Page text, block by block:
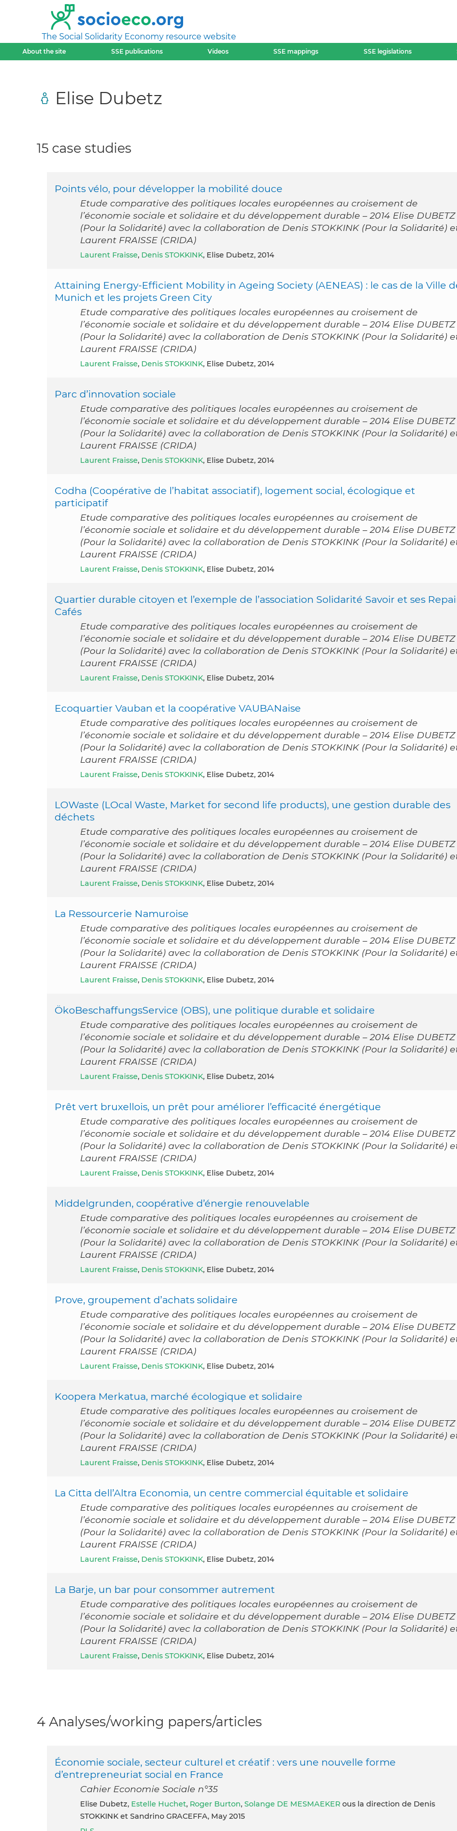
The Social Solidarity Economy resource website
About the site SSE publications Videos SSE mappings SSE legislations
Elise Dubetz
15 case studies
Points vélo, pour développer la mobilité douce
Etude comparative des politiques locales européennes au croisement de
l’économie sociale et solidaire et du développement durable – 2014 Elise DUBETZ
(Pour la Solidarité) avec la collaboration de Denis STOKKINK (Pour la Solidarité)
Laurent FRAISSE (CRIDA)
Laurent Fraisse, Denis STOKKINK, Elise Dubetz, 2014
Attaining Energy-Efficient Mobility in Ageing Society (AENEAS) : le cas de la Ville
Munich et les projets Green City
Etude comparative des politiques locales européennes au croisement de
l’économie sociale et solidaire et du développement durable – 2014 Elise DUBETZ
(Pour la Solidarité) avec la collaboration de Denis STOKKINK (Pour la Solidarité)
Laurent FRAISSE (CRIDA)
Laurent Fraisse, Denis STOKKINK, Elise Dubetz, 2014
Parc d’innovation sociale
Etude comparative des politiques locales européennes au croisement de
l’économie sociale et solidaire et du développement durable – 2014 Elise DUBETZ
(Pour la Solidarité) avec la collaboration de Denis STOKKINK (Pour la Solidarité)
Laurent FRAISSE (CRIDA)
Laurent Fraisse, Denis STOKKINK, Elise Dubetz, 2014
Codha (Coopérative de l’habitat associatif), logement social, écologique et
participatif
Etude comparative des politiques locales européennes au croisement de
l’économie sociale et solidaire et du développement durable – 2014 Elise DUBETZ
(Pour la Solidarité) avec la collaboration de Denis STOKKINK (Pour la Solidarité)
Laurent FRAISSE (CRIDA)
Laurent Fraisse, Denis STOKKINK, Elise Dubetz, 2014
Quartier durable citoyen et l’exemple de l’association Solidarité Savoir et ses
Cafés
Etude comparative des politiques locales européennes au croisement de
l’économie sociale et solidaire et du développement durable – 2014 Elise DUBETZ
(Pour la Solidarité) avec la collaboration de Denis STOKKINK (Pour la Solidarité)
Laurent FRAISSE (CRIDA)
Laurent Fraisse, Denis STOKKINK, Elise Dubetz, 2014
Ecoquartier Vauban et la coopérative VAUBANaise
Etude comparative des politiques locales européennes au croisement de
l’économie sociale et solidaire et du développement durable – 2014 Elise DUBETZ
(Pour la Solidarité) avec la collaboration de Denis STOKKINK (Pour la Solidarité)
Laurent FRAISSE (CRIDA)
Laurent Fraisse, Denis STOKKINK, Elise Dubetz, 2014
LOWaste (LOcal Waste, Market for second life products), une gestion durable des
déchets
Etude comparative des politiques locales européennes au croisement de
l’économie sociale et solidaire et du développement durable – 2014 Elise DUBETZ
(Pour la Solidarité) avec la collaboration de Denis STOKKINK (Pour la Solidarité)
Laurent FRAISSE (CRIDA)
Laurent Fraisse, Denis STOKKINK, Elise Dubetz, 2014
La Ressourcerie Namuroise
Etude comparative des politiques locales européennes au croisement de
l’économie sociale et solidaire et du développement durable – 2014 Elise DUBETZ
(Pour la Solidarité) avec la collaboration de Denis STOKKINK (Pour la Solidarité)
Laurent FRAISSE (CRIDA)
Laurent Fraisse, Denis STOKKINK, Elise Dubetz, 2014
ÖkoBeschaffungsService (OBS), une politique durable et solidaire
Etude comparative des politiques locales européennes au croisement de
l’économie sociale et solidaire et du développement durable – 2014 Elise DUBETZ
(Pour la Solidarité) avec la collaboration de Denis STOKKINK (Pour la Solidarité)
Laurent FRAISSE (CRIDA)
Laurent Fraisse, Denis STOKKINK, Elise Dubetz, 2014
Prêt vert bruxellois, un prêt pour améliorer l’efficacité énergétique
Etude comparative des politiques locales européennes au croisement de
l’économie sociale et solidaire et du développement durable – 2014 Elise DUBETZ
(Pour la Solidarité) avec la collaboration de Denis STOKKINK (Pour la Solidarité)
Laurent FRAISSE (CRIDA)
Laurent Fraisse, Denis STOKKINK, Elise Dubetz, 2014
Middelgrunden, coopérative d’énergie renouvelable
Etude comparative des politiques locales européennes au croisement de
l’économie sociale et solidaire et du développement durable – 2014 Elise DUBETZ
(Pour la Solidarité) avec la collaboration de Denis STOKKINK (Pour la Solidarité)
Laurent FRAISSE (CRIDA)
Laurent Fraisse, Denis STOKKINK, Elise Dubetz, 2014
Prove, groupement d’achats solidaire
Etude comparative des politiques locales européennes au croisement de
l’économie sociale et solidaire et du développement durable – 2014 Elise DUBETZ
(Pour la Solidarité) avec la collaboration de Denis STOKKINK (Pour la Solidarité)
Laurent FRAISSE (CRIDA)
Laurent Fraisse, Denis STOKKINK, Elise Dubetz, 2014
Koopera Merkatua, marché écologique et solidaire
Etude comparative des politiques locales européennes au croisement de
l’économie sociale et solidaire et du développement durable – 2014 Elise DUBETZ
(Pour la Solidarité) avec la collaboration de Denis STOKKINK (Pour la Solidarité)
Laurent FRAISSE (CRIDA)
Laurent Fraisse, Denis STOKKINK, Elise Dubetz, 2014
La Citta dell’Altra Economia, un centre commercial équitable et solidaire
Etude comparative des politiques locales européennes au croisement de
l’économie sociale et solidaire et du développement durable – 2014 Elise DUBETZ
(Pour la Solidarité) avec la collaboration de Denis STOKKINK (Pour la Solidarité)
Laurent FRAISSE (CRIDA)
Laurent Fraisse, Denis STOKKINK, Elise Dubetz, 2014
La Barje, un bar pour consommer autrement
Etude comparative des politiques locales européennes au croisement de
l’économie sociale et solidaire et du développement durable – 2014 Elise DUBETZ
(Pour la Solidarité) avec la collaboration de Denis STOKKINK (Pour la Solidarité)
Laurent FRAISSE (CRIDA)
Laurent Fraisse, Denis STOKKINK, Elise Dubetz, 2014
4 Analyses/working papers/articles
Économie sociale, secteur culturel et créatif : vers une nouvelle forme
d’entrepreneuriat social en France
Cahier Economie Sociale n°35
Elise Dubetz, Estelle Huchet, Roger Burton, Solange DE MESMAEKER ous la direction de Denis
STOKKINK et Sandrino GRACEFFA, May 2015